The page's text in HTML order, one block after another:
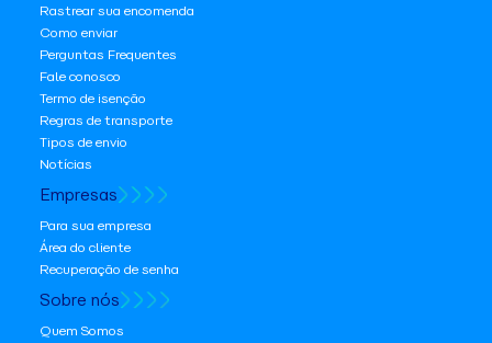
Rastrear sua encomenda
Como enviar
Perguntas Frequentes
Fale conosco
Termo de isenção
Regras de transporte
Tipos de envio
Notícias
Empresas
Para sua empresa
Área do cliente
Recuperação de senha
Sobre nós
Quem Somos